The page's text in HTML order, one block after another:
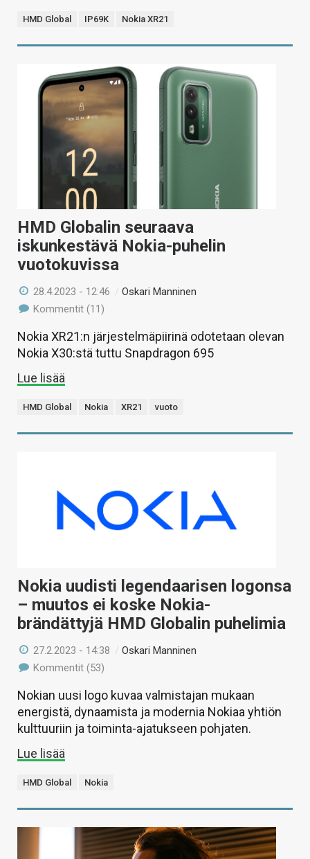
HMD Global IP69K Nokia XR21
HMD Globalin seuraava
iskunkestävä Nokia-puhelin
vuotokuvissa
28.4.2023 - 12:46 /Oskari Manninen
Kommentit (11)
Nokia XR21:n järjestelmäpiirinä odotetaan olevan
Nokia X30:stä tuttu Snapdragon 695
Lue lisää
HMD Global Nokia XR21 vuoto
Nokia uudisti legendaarisen logonsa
– muutos ei koske Nokia-
brändättyjä HMD Globalin puhelimia
27.2.2023 - 14:38 /Oskari Manninen
Kommentit (53)
Nokian uusi logo kuvaa valmistajan mukaan
energistä, dynaamista ja modernia Nokiaa yhtiön
kulttuuriin ja toiminta-ajatukseen pohjaten.
Lue lisää
HMD Global Nokia